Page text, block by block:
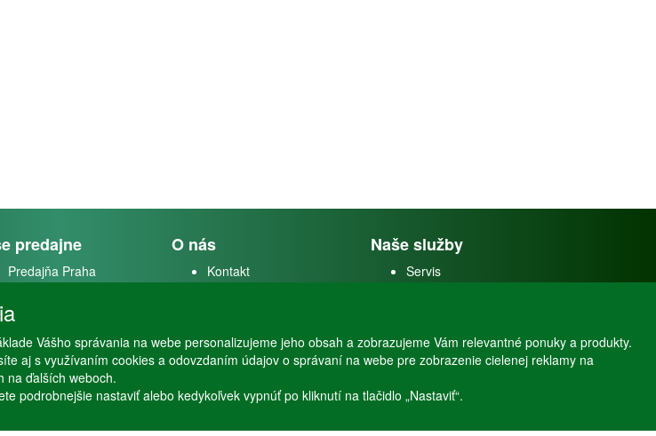
predajne
Predajňa Praha
O nás
Kontakt
Naše služby
Servis
s r. o. 2020, powered byABRA E-shop
Vášho správania na webe personalizujeme jeho obsah a zobrazujeme Vám relevantné ponuky a produkty.
aj s využívaním cookies a odovzdaním údajov o správaní na webe pre zobrazenie cielenej reklamy na
na ďalších weboch.
podrobnejšie nastaviť alebo kedykoľvek vypnúť po kliknutí na tlačidlo „Nastaviť“.